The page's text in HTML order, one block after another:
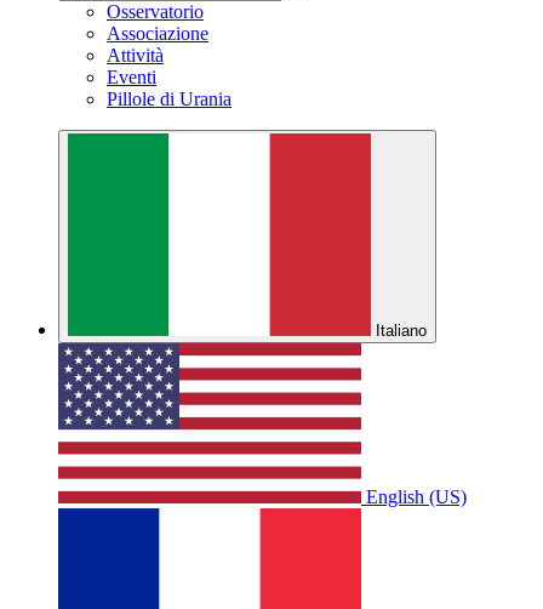
Osservatorio
Associazione
Attività
Eventi
Pillole di Urania
Italiano
English (US)